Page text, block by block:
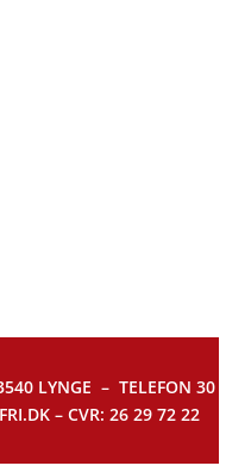
LYNGE – TELEFON 30
– CVR: 26 29 72 22